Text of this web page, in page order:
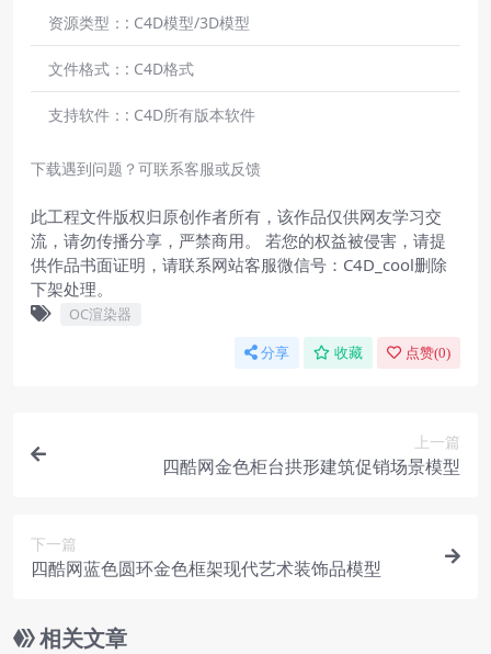
资源类型：: C4D模型/3D模型
文件格式：: C4D格式
支持软件：: C4D所有版本软件
下载遇到问题？可联系客服或反馈
此工程文件版权归原创作者所有，该作品仅供网友学习交
流，请勿传播分享，严禁商用。 若您的权益被侵害，请提
供作品书面证明，请联系网站客服微信号：C4D_cool删除
下架处理。
OC渲染器
分享 收藏 点赞(0)
上一篇
四酷网金色柜台拱形建筑促销场景模型
下一篇
四酷网蓝色圆环金色框架现代艺术装饰品模型
相关文章